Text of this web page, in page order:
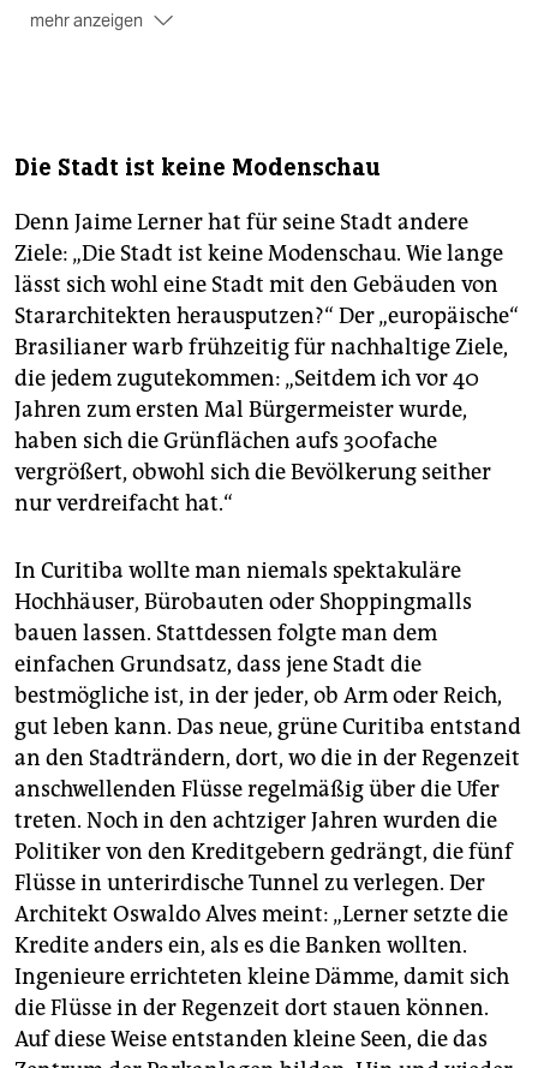
mehr anzeigen
den Gründungsfiguren der Umweltbewegung, die den
Schutz des Urwalds im öffentlichen Bewusstsein
verankern wollten. In der Dauerausstellung, die den
programmatischen Titel „A Revolta“ trägt, zeigt der
Künstler über hundert Werke, vornehmlich verbrannte
Bäume, deren Brandmale die illegalen Rodungen in
Erinnerung rufen.
Weitere Sehenswürdigkeiten:Die Drahtoper und die
Freie Universität für Umweltforschung, die frisch
restaurierte Passage „Rua 24 Horas“ und das
Kulturzentrum Guaía mit einem Fassadenrelief des
einheimischen Künstlers Poty Lazzarotto.
Infos:brasilien.tourismus.de/
Die Stadt ist keine Modenschau
Denn Jaime Lerner hat für seine Stadt andere
Ziele: „Die Stadt ist keine Modenschau. Wie lange
lässt sich wohl eine Stadt mit den Gebäuden von
Stararchitekten herausputzen?“ Der „europäische“
Brasilianer warb frühzeitig für nachhaltige Ziele,
die jedem zugutekommen: „Seitdem ich vor 40
Jahren zum ersten Mal Bürgermeister wurde,
haben sich die Grünflächen aufs 300fache
vergrößert, obwohl sich die Bevölkerung seither
nur verdreifacht hat.“
In Curitiba wollte man niemals spektakuläre
Hochhäuser, Bürobauten oder Shoppingmalls
bauen lassen. Stattdessen folgte man dem
einfachen Grundsatz, dass jene Stadt die
bestmögliche ist, in der jeder, ob Arm oder Reich,
gut leben kann. Das neue, grüne Curitiba entstand
an den Stadträndern, dort, wo die in der Regenzeit
anschwellenden Flüsse regelmäßig über die Ufer
treten. Noch in den achtziger Jahren wurden die
Politiker von den Kreditgebern gedrängt, die fünf
Flüsse in unterirdische Tunnel zu verlegen. Der
Architekt Oswaldo Alves meint: „Lerner setzte die
Kredite anders ein, als es die Banken wollten.
Ingenieure errichteten kleine Dämme, damit sich
die Flüsse in der Regenzeit dort stauen können.
Auf diese Weise entstanden kleine Seen, die das